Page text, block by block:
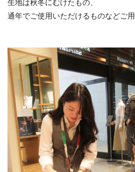
生地は秋冬にむけたもの、
通年でご使用いただけるものなどご用